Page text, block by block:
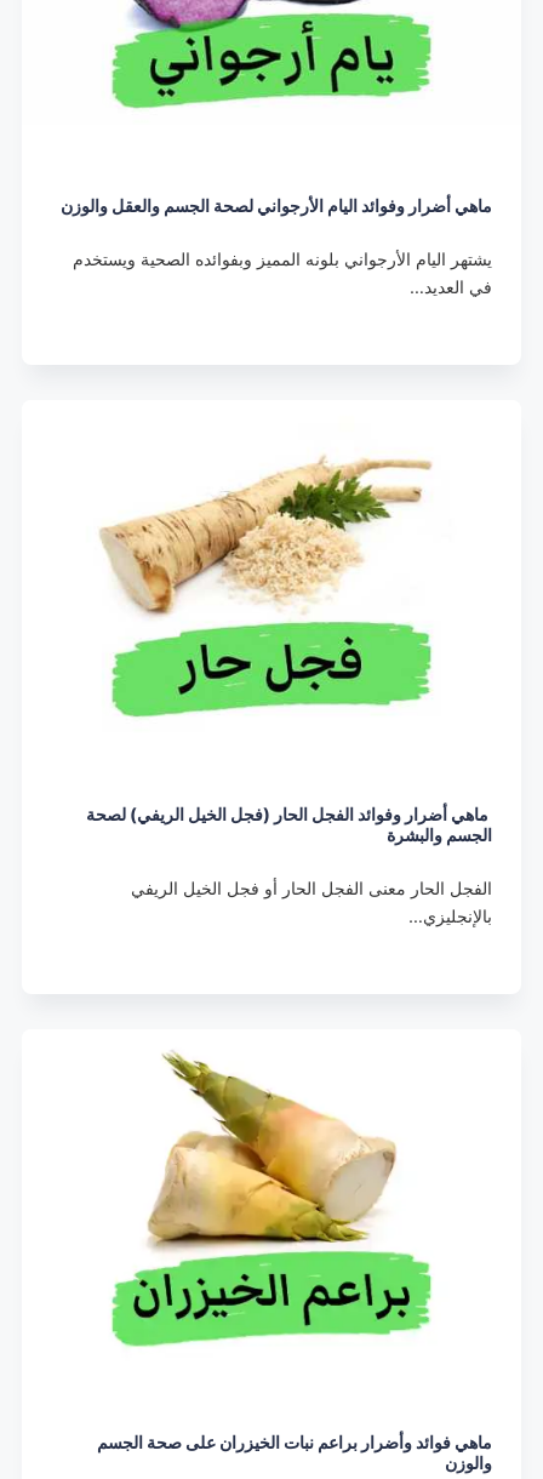
ماهي أضرار وفوائد اليام الأرجواني لصحة الجسم والعقل والوزن
يشتهر اليام الأرجواني بلونه المميز وبفوائده الصحية ويستخدم
في العديد…
ماهي أضرار وفوائد الفجل الحار (فجل الخيل الريفي) لصحة
الجسم والبشرة
الفجل الحار معنى الفجل الحار أو فجل الخيل الريفي
بالإنجليزي…
ماهي فوائد وأضرار براعم نبات الخيزران على صحة الجسم
والوزن